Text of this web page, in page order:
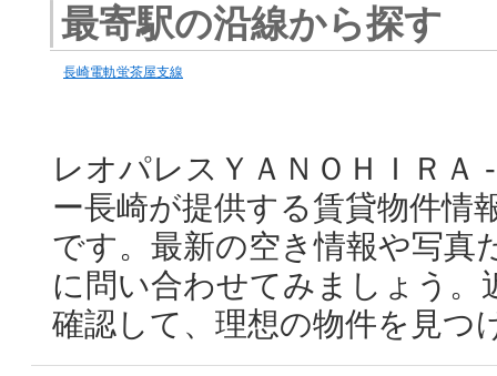
最寄駅の沿線から探す
長崎電軌蛍茶屋支線
レオパレスＹＡＮＯＨＩＲ
ー長崎が提供する賃貸物件情
です。最新の空き情報や写真
に問い合わせてみましょう
確認して、理想の物件を見つ